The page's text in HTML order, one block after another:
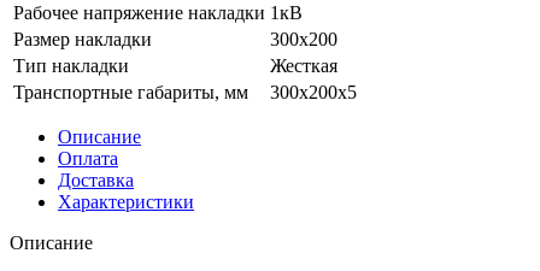
Рабочее напряжение накладки 1кВ
Размер накладки
300х200
Тип накладки
Жесткая
Транспортные габариты, мм
300х200х5
Описание
Оплата
Доставка
Характеристики
Описание